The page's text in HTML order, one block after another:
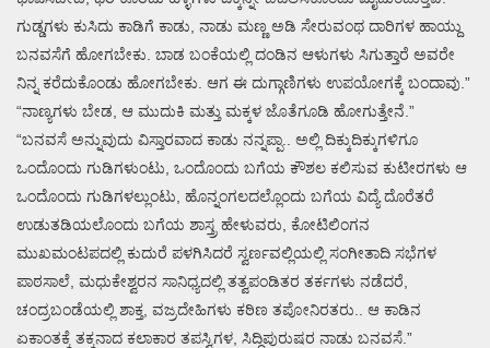
ಗುಡ್ಡಗಳು ಕುಸಿದು ಕಾಡಿಗೆ ಕಾಡು, ನಾಡು ಮಣ್ಣ ಅಡಿ ಸೇರುವಂಥ ದಾರಿಗಳ ಹಾಯ್ದು
ಬನವಸೆಗೆ ಹೋಗಬೇಕು. ಬಾಡ ಬಂಕೆಯಲ್ಲಿ ದಂಡಿನ ಆಳುಗಳು ಸಿಗುತ್ತಾರೆ ಅವರೇ
ನಿನ್ನ ಕರೆದುಕೊಂಡು ಹೋಗಬೇಕು. ಆಗ ಈ ದುಗ್ಗಾಣಿಗಳು ಉಪಯೋಗಕ್ಕೆ ಬಂದಾವು.”
“ನಾಣ್ಯಗಳು ಬೇಡ, ಆ ಮುದುಕಿ ಮತ್ತು ಮಕ್ಕಳ ಜೊತೆಗೂಡಿ ಹೋಗುತ್ತೇನೆ.”
“ಬನವಸೆ ಅನ್ನುವುದು ವಿಸ್ತಾರವಾದ ಕಾಡು ನನ್ನಪ್ಪಾ.. ಅಲ್ಲಿ ದಿಕ್ಕುದಿಕ್ಕುಗಳಿಗೂ
ಒಂದೊಂದು ಗುಡಿಗಳುಂಟು, ಒಂದೊಂದು ಬಗೆಯ ಕೌಶಲ ಕಲಿಸುವ ಕುಟೀರಗಳು ಆ
ಒಂದೊಂದು ಗುಡಿಗಳಲ್ಲುಂಟು, ಹೊನ್ನಂಗಲದಲ್ಲೊಂದು ಬಗೆಯ ವಿದ್ಯೆ ದೊರೆತರೆ
ಉಡುತಡಿಯಲೊಂದು ಬಗೆಯ ಶಾಸ್ತ್ರ ಹೇಳುವರು, ಕೋಟಿಲಿಂಗನ
ಮುಖಮಂಟಪದಲ್ಲಿ ಕುದುರೆ ಪಳಗಿಸಿದರೆ ಸ್ವರ್ಣವಲ್ಲಿಯಲ್ಲಿ ಸಂಗೀತಾದಿ ಸಭೆಗಳ
ಪಾಠಸಾಲೆ, ಮಧುಕೇಶ್ವರನ ಸಾನಿಧ್ಯದಲ್ಲಿ ತತ್ವಪಂಡಿತರ ತರ್ಕಗಳು ನಡೆದರೆ,
ಚಂದ್ರಬಂಡೆಯಲ್ಲಿ ಶಾಕ್ತ, ವಜ್ರದೇಹಿಗಳು ಕಠಿಣ ತಪೋನಿರತರು.. ಆ ಕಾಡಿನ
ಏಕಾಂತಕ್ಕೆ ತಕ್ಕನಾದ ಕಲಾಕಾರ ತಪಸ್ವಿಗಳ, ಸಿದ್ಧಿಪುರುಷರ ನಾಡು ಬನವಸೆ.”